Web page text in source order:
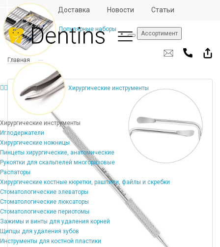
Отзывы Доставка Новости Статьи
Ассортимент
Популярные наборы
Хирургические инструменты
Хирургические инструменты
Иглодержатели
Хирургические ножницы
Пинцеты хирургические, анатомические
Рукоятки для скальпелей многоразовые
Распаторы
Хирургические костные кюретки, рашпили, файлы и скребки
Стоматологические элеваторы
Стоматологические люксаторы
Стоматологические периотомы
Зажимы и винты для удаления корней
Щипцы для удаления зубов
Инструменты для костной пластики
Главная